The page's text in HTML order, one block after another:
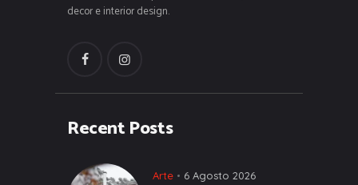
decor e interior design.
Recent Posts
Arte 6 Agosto 2026